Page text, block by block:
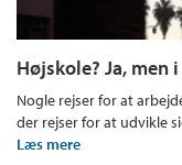
Højskole? Ja, men
Nogle rejser for at
der rejser for at udvikle
Læs mere